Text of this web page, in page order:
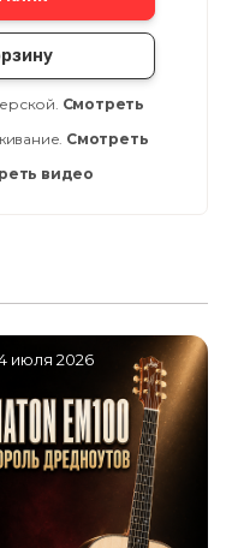
Смотреть
Смотреть
видео
июля 2026